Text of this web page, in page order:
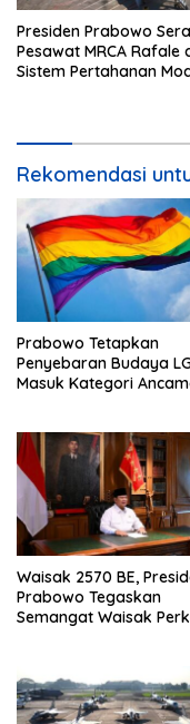
Presiden Prabowo
Pesawat MRCA Rafale
Sistem Pertahanan
Rekomendasi
Prabowo Tetapkan
Penyebaran Budaya
Masuk Kategori
Waisak 2570 BE,
Prabowo Tegaskan
Semangat Waisak